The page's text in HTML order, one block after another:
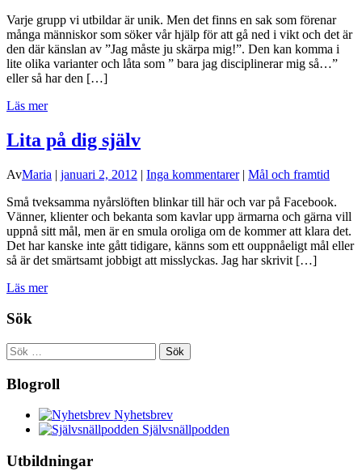
Varje grupp vi utbildar är unik. Men det finns en sak som förenar
många människor som söker vår hjälp för att gå ned i vikt och det är
den där känslan av ”Jag måste ju skärpa mig!”. Den kan komma i
lite olika varianter och låta som ” bara jag disciplinerar mig så…”
eller så har den […]
Läs mer
Lita på dig själv
AvMaria | januari 2, 2012 | Inga kommentarer| Mål och framtid
Små tveksamma nyårslöften blinkar till här och var på Facebook.
Vänner, klienter och bekanta som kavlar upp ärmarna och gärna vill
uppnå sitt mål, men är en smula oroliga om de kommer att klara det.
Det har kanske inte gått tidigare, känns som ett ouppnåeligt mål eller
så är det smärtsamt jobbigt att misslyckas. Jag har skrivit […]
Läs mer
Sök
Sök
efter:
Blogroll
Nyhetsbrev
Självsnällpodden
Utbildningar